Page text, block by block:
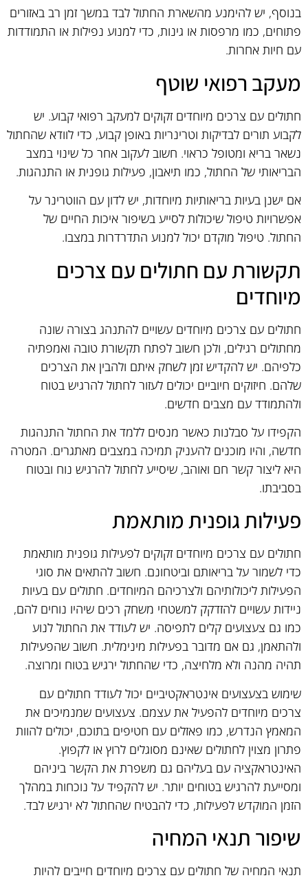
בנוסף, יש להימנע מהשארת החתול לבד במשך זמן רב באזורים
פתוחים, כמו מרפסות או גינות, כדי למנוע נפילות או התמודדות
עם חיות אחרות.
מעקב רפואי שוטף
חתולים עם צרכים מיוחדים זקוקים למעקב רפואי קבוע. יש
לקבוע תורים לבדיקות וטרינריות באופן קבוע, כדי לוודא שהחתול
נשאר בריא ומטופל כראוי. חשוב לעקוב אחר כל שינוי במצב
הבריאותי של החתול, כמו תיאבון, פעילות גופנית או התנהגות.
אם ישנן בעיות בריאותיות מיוחדות, יש לדון עם הווטרינר על
אפשרויות טיפול שיכולות לסייע בשיפור איכות החיים של
החתול. טיפול מוקדם יכול למנוע התדרדרות במצבו.
תקשורת עם חתולים עם צרכים
מיוחדים
חתולים עם צרכים מיוחדים עשויים להתנהג בצורה שונה
מחתולים רגילים, ולכן חשוב לפתח תקשורת טובה ואמפתיה
כלפיהם. יש להקדיש זמן לשחק איתם ולהבין את הצרכים
שלהם. חיזוקים חיוביים יכולים לעזור לחתול להרגיש בטוח
ולהתמודד עם מצבים חדשים.
הקפידו על סבלנות כאשר מנסים ללמד את החתול התנהגות
חדשה, והיו מוכנים להעניק תמיכה במצבים מאתגרים. המטרה
היא ליצור קשר חם ואוהב, שיסייע לחתול להרגיש נוח ובטוח
בסביבתו.
פעילות גופנית מותאמת
חתולים עם צרכים מיוחדים זקוקים לפעילות גופנית מותאמת
כדי לשמור על בריאותם וביטחונם. חשוב להתאים את סוגי
הפעילות ליכולותיהם ולצרכיהם המיוחדים. חתולים עם בעיות
ניידות עשויים להזדקק למשטחי משחק רכים שיהיו נוחים להם,
כמו גם צעצועים קלים לתפיסה. יש לעודד את החתול לנוע
ולהתאמן, גם אם מדובר בפעילות מינימלית. חשוב שהפעילות
תהיה מהנה ולא מלחיצה, כדי שהחתול ירגיש בטוח ומרוצה.
שימוש בצעצועים אינטראקטיביים יכול לעודד חתולים עם
צרכים מיוחדים להפעיל את עצמם. צעצועים שמנמיכים את
המאמץ הנדרש, כמו פאזלים עם חטיפים בתוכם, יכולים להוות
פתרון מצוין לחתולים שאינם מסוגלים לרוץ או לקפוץ.
האינטראקציה עם בעליהם גם משפרת את הקשר ביניהם
ומסייעת להרגיש בטוחים יותר. יש להקפיד על נוכחות במהלך
הזמן המוקדש לפעילות, כדי להבטיח שהחתול לא ירגיש לבד.
שיפור תנאי המחיה
תנאי המחיה של חתולים עם צרכים מיוחדים חייבים להיות